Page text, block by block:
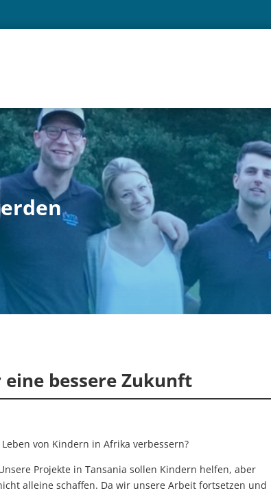
bessere Zukunft
von Kindern in Afrika verbessern?
Projekte in Tansania sollen Kindern helfen, aber
alleine schaffen. Da wir unsere Arbeit fortsetzen und